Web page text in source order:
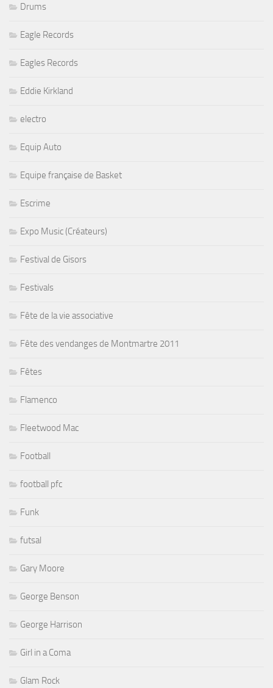
Drums
Eagle Records
Eagles Records
Eddie Kirkland
electro
Equip Auto
Equipe française de Basket
Escrime
Expo Music (Créateurs)
Festival de Gisors
Festivals
Fête de la vie associative
Fête des vendanges de Montmartre 2011
Fêtes
Flamenco
Fleetwood Mac
Football
football pfc
Funk
futsal
Gary Moore
George Benson
George Harrison
Girl in a Coma
Glam Rock